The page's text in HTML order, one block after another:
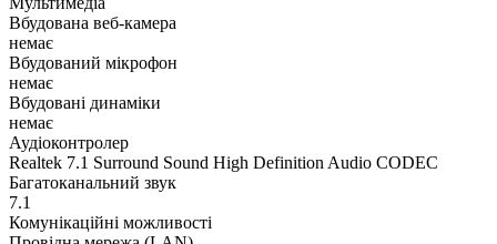
Вбудована веб-камера
немає
Вбудований мікрофон
немає
Вбудовані динаміки
немає
Аудіоконтролер
Realtek 7.1 Surround Sound High Definition Audio CODEC
Багатоканальний звук
7.1
Комунікаційні можливості